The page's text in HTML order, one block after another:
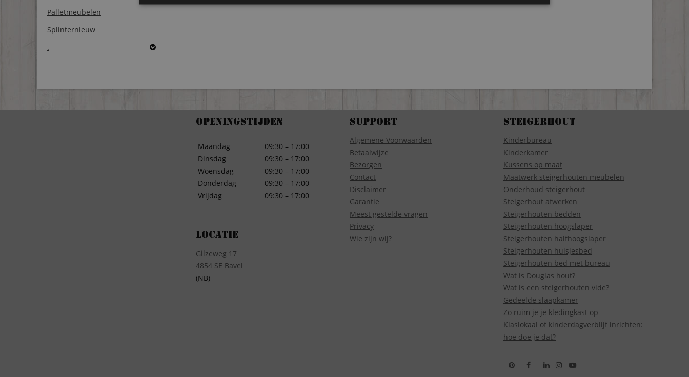
Palletmeubelen
Splinternieuw
.
Openingstijden
Maandag
Dinsdag
Woensdag
Donderdag
Vrijdag
09:30 – 17:00
09:30 – 17:00
09:30 – 17:00
09:30 – 17:00
09:30 – 17:00
Locatie
Gilzeweg 17
4854 SE Bavel
(NB)
Support
Algemene Voorwaarden
Betaalwijze
Bezorgen
Contact
Disclaimer
Garantie
Meest gestelde vragen
Privacy
Wie zijn wij?
Steigerhout
Kinderbureau
Kinderkamer
Kussens op maat
Maatwerk steigerhouten meubelen
Onderhoud steigerhout
Steigerhout afwerken
Steigerhouten bedden
Steigerhouten hoogslaper
Steigerhouten halfhoogslaper
Steigerhouten huisjesbed
Steigerhouten bed met bureau
Wat is Douglas hout?
Wat is een steigerhouten vide?
Gedeelde slaapkamer
Zo ruim je je kledingkast op
Klaslokaal of kinderdagverblijf inrichten:
hoe doe je dat?